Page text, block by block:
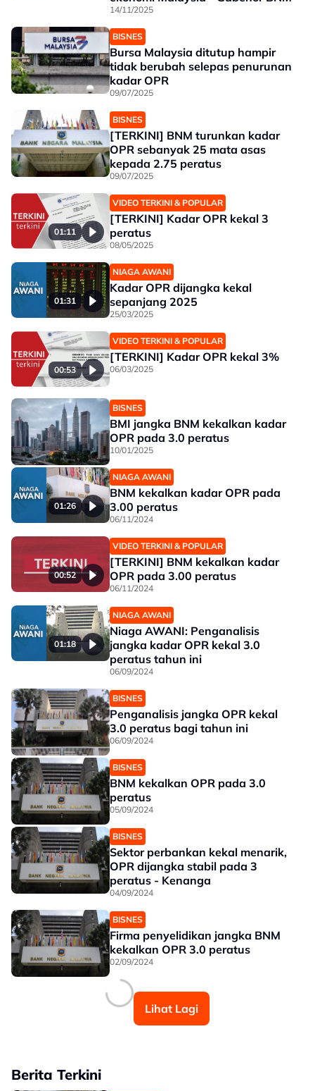
14/11/2025
BISNES
Bursa Malaysia ditutup hampir
tidak berubah selepas penurunan
kadar OPR
09/07/2025
BISNES
[TERKINI] BNM turunkan kadar
OPR sebanyak 25 mata asas
kepada 2.75 peratus
09/07/2025
01:11
VIDEO TERKINI & POPULAR
[TERKINI] Kadar OPR kekal 3
peratus
08/05/2025
01:31
NIAGA AWANI
Kadar OPR dijangka kekal
sepanjang 2025
25/03/2025
00:53
VIDEO TERKINI & POPULAR
[TERKINI] Kadar OPR kekal 3%
06/03/2025
BISNES
BMI jangka BNM kekalkan kadar
OPR pada 3.0 peratus
10/01/2025
01:26
NIAGA AWANI
BNM kekalkan kadar OPR pada
3.00 peratus
06/11/2024
00:52
VIDEO TERKINI & POPULAR
[TERKINI] BNM kekalkan kadar
OPR pada 3.00 peratus
06/11/2024
01:18
NIAGA AWANI
Niaga AWANI: Penganalisis
jangka kadar OPR kekal 3.0
peratus tahun ini
06/09/2024
BISNES
Penganalisis jangka OPR kekal
3.0 peratus bagi tahun ini
06/09/2024
BISNES
BNM kekalkan OPR pada 3.0
peratus
05/09/2024
BISNES
Sektor perbankan kekal menarik,
OPR dijangka stabil pada 3
peratus - Kenanga
04/09/2024
BISNES
Firma penyelidikan jangka BNM
kekalkan OPR 3.0 peratus
02/09/2024
Lihat Lagi
Berita Terkini